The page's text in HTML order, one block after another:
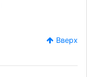
Вверх